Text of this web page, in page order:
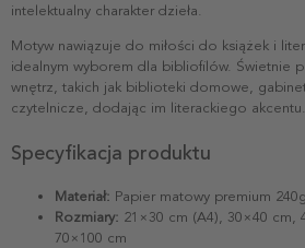
intelektualny charakter dzieła.
Motyw nawiązuje do miłości do książek i
idealnym wyborem dla bibliofilów. Świetnie
wnętrz, takich jak biblioteki domowe,
czytelnicze, dodając im literackiego akcentu.
Specyfikacja produktu
Materiał: Papier matowy premium 240g
Rozmiary: 21×30 cm (A4), 30×40 cm,
70×100 cm